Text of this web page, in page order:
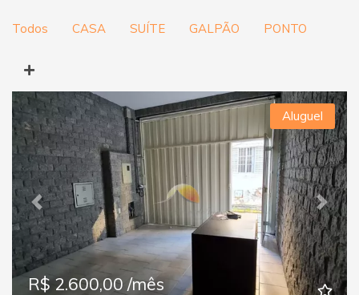
Todos CASA SUÍTE GALPÃO PONTO
Previous Next
Aluguel
R$ 2.600,00 /mês